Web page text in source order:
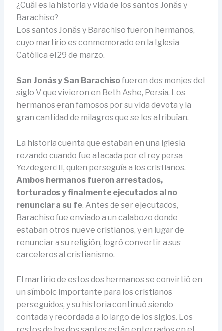
¿Cuál es la historia y vida de los santos Jonás y
Barachiso?
Los santos Jonás y Barachiso fueron hermanos,
cuyo martirio es conmemorado en la Iglesia
Católica el 29 de marzo.
San Jonás y San Barachisofueron dos monjes del
siglo V que vivieron en Beth Ashe, Persia. Los
hermanos eran famosos por su vida devota y la
gran cantidad de milagros que se les atribuían.
La historia cuenta que estaban en una iglesia
rezando cuando fue atacada por el rey persa
Yezdegerd II, quien perseguía a los cristianos.
Ambos hermanos fueron arrestados,
torturados y finalmente ejecutados al no
renunciar a su fe. Antes de ser ejecutados,
Barachiso fue enviado a un calabozo donde
estaban otros nueve cristianos, y en lugar de
renunciar a su religión, logró convertir a sus
carceleros al cristianismo.
El martirio de estos dos hermanos se convirtió en
un símbolo importante para los cristianos
perseguidos, y su historia continuó siendo
contada y recordada a lo largo de los siglos. Los